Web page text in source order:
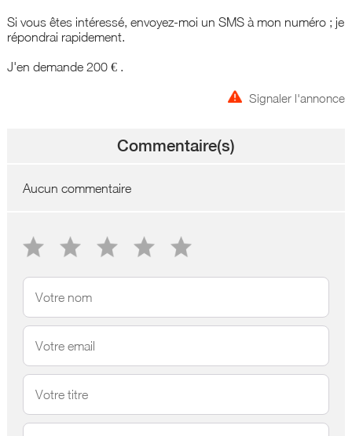
Si vous êtes intéressé, envoyez-moi un SMS à mon numéro ; je
répondrai rapidement.
J'en demande 200 € .
Signaler l'annonce
Commentaire(s)
Aucun commentaire